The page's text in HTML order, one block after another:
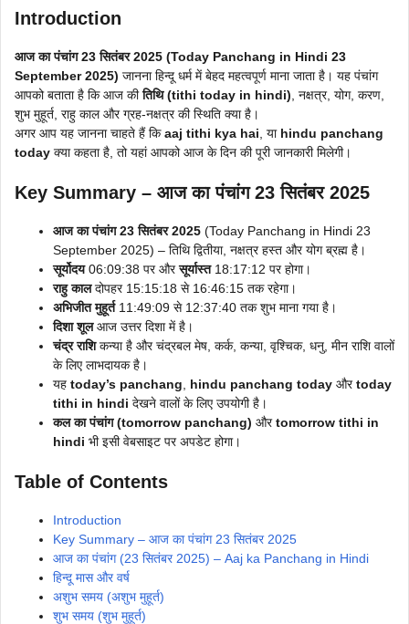
Introduction
आज का पंचांग 23 सितंबर 2025 (Today Panchang in Hindi 23
September 2025) जानना हिन्दू धर्म में बेहद महत्वपूर्ण माना जाता है। यह पंचांग
आपको बताता है कि आज कीतिथि (tithi today in hindi) , नक्षत्र, योग, करण,
शुभ मुहूर्त, राहु काल और ग्रह-नक्षत्र की स्थिति क्या है।
अगर आप यह जानना चाहते हैं किaaj tithi kya hai , या hindu panchang
today क्या कहता है, तो यहां आपको आज के दिन की पूरी जानकारी मिलेगी।
Key Summary – आज का पंचांग 23 सितंबर 2025
आज का पंचांग 23 सितंबर 2025 (Today Panchang in Hindi 23
September 2025) – तिथि द्वितीया, नक्षत्र हस्त और योग ब्रह्म है।
सूर्योदय06:09:38 पर औरसूर्यास्त18:17:12 पर होगा।
राहु कालदोपहर 15:15:18 से 16:46:15 तक रहेगा।
अभिजीत मुहूर्त11:49:09 से 12:37:40 तक शुभ माना गया है।
दिशा शूलआज उत्तर दिशा में है।
चंद्र राशिकन्या है और चंद्रबल मेष, कर्क, कन्या, वृश्चिक, धनु, मीन राशि वालों
के लिए लाभदायक है।
यह today’s panchang hindu panchang today औरtoday
tithi in hindi देखने वालों के लिए उपयोगी है।
कल का पंचांग (tomorrow panchang) औरtomorrow tithi in
hindi भी इसी वेबसाइट पर अपडेट होगा।
Table of Contents
Introduction
Key Summary – आज का पंचांग 23 सितंबर 2025
आज का पंचांग (23 सितंबर 2025) – Aaj ka Panchang in Hindi
हिन्दू मास और वर्ष
अशुभ समय (अशुभ मुहूर्त)
शुभ समय (शुभ मुहूर्त)